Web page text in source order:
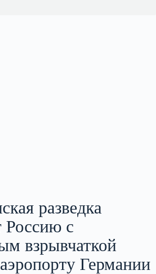
разведка
Россию с
взрывчаткой
Германии